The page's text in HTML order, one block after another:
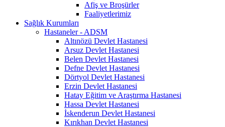
Afiş ve Broşürler
Faaliyetlerimiz
Sağlık Kurumları
Hastaneler - ADSM
Altınözü Devlet Hastanesi
Arsuz Devlet Hastanesi
Belen Devlet Hastanesi
Defne Devlet Hastanesi
Dörtyol Devlet Hastanesi
Erzin Devlet Hastanesi
Hatay Eğitim ve Araştırma Hastanesi
Hassa Devlet Hastanesi
İskenderun Devlet Hastanesi
Kırıkhan Devlet Hastanesi